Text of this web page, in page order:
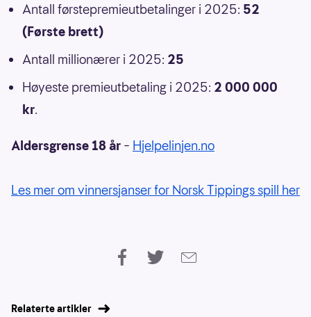
Antall førstepremieutbetalinger i 2025: 52
(Første brett)
Antall millionærer i 2025: 25
Høyeste premieutbetaling i 2025: 2 000 000
kr.
Aldersgrense 18 år – Hjelpelinjen.no
Les mer om vinnersjanser for Norsk Tippings spill her
Relaterte artikler